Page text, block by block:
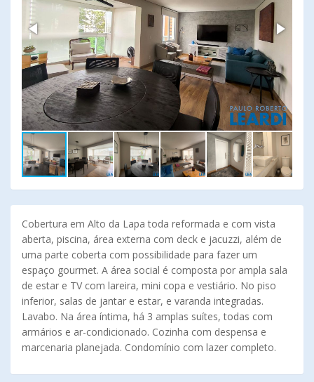
Cobertura em Alto da Lapa toda reformada e com vista
aberta, piscina, área externa com deck e jacuzzi, além de
uma parte coberta com possibilidade para fazer um
espaço gourmet. A área social é composta por ampla sala
de estar e TV com lareira, mini copa e vestiário. No piso
inferior, salas de jantar e estar, e varanda integradas.
Lavabo. Na área íntima, há 3 amplas suítes, todas com
armários e ar-condicionado. Cozinha com despensa e
marcenaria planejada. Condomínio com lazer completo.